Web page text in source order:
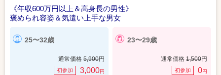
《年収600万円以上＆高身長の男性》
褒められ容姿＆気遣い上手な男女
25〜32歳
通常価格 5,900円
初参加 3,000円
23〜29歳
通常価格 1,500円
初参加 0円